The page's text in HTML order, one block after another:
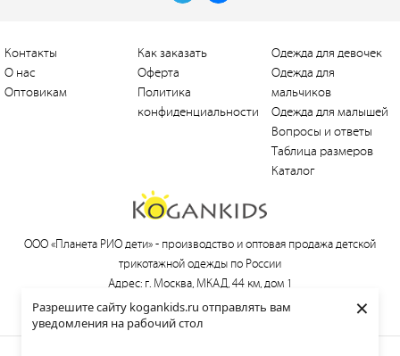
Разрешите сайту kogankids.ru отправлять вам
уведомления на рабочий стол
×
Контакты
О нас
Оптовикам
Как заказать
Оферта
Политика
конфиденциальности
Одежда для девочек
Одежда для
мальчиков
Одежда для малышей
Вопросы и ответы
Таблица размеров
Каталог
ООО «Планета РИО дети» - производство и оптовая продажа детской
трикотажной одежды по России
Адрес: г. Москва, МКАД, 44 км, дом 1
Тел.:+7 (495) 660-21-30, e-mail:love@kogankids.ru